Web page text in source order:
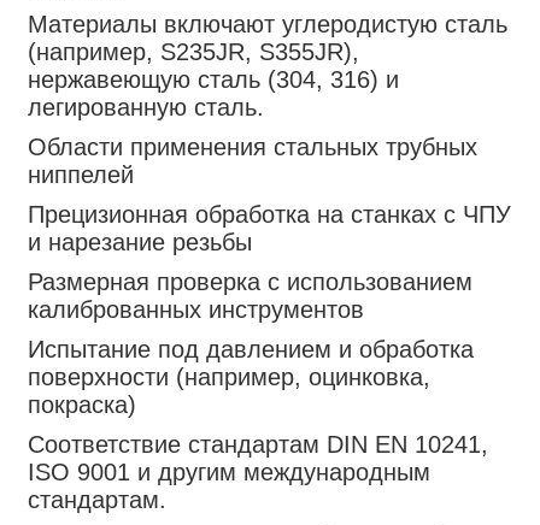
Материалы включают углеродистую сталь
(например, S235JR, S355JR),
нержавеющую сталь (304, 316) и
легированную сталь.
Области применения стальных трубных
ниппелей
Прецизионная обработка на станках с ЧПУ
и нарезание резьбы
Размерная проверка с использованием
калиброванных инструментов
Испытание под давлением и обработка
поверхности (например, оцинковка,
покраска)
Соответствие стандартам DIN EN 10241,
ISO 9001 и другим международным
стандартам.